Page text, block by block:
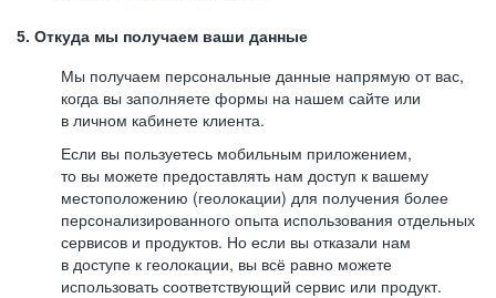
5. Откуда мы получаем ваши данные
Мы получаем персональные данные напрямую от вас,
когда вы заполняете формы на нашем сайте или
в личном кабинете клиента.
Если вы пользуетесь мобильным приложением,
то вы можете предоставлять нам доступ к вашему
местоположению (геолокации) для получения более
персонализированного опыта использования отдельных
сервисов и продуктов. Но если вы отказали нам
в доступе к геолокации, вы всё равно можете
использовать соответствующий сервис или продукт.